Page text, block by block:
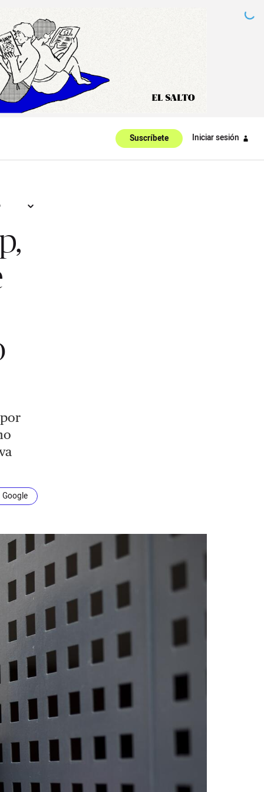
Suscríbete Iniciar sesión
Google